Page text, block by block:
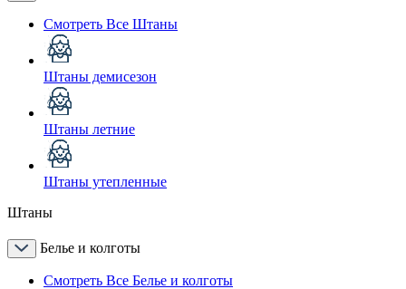
Смотреть Все Штаны
Штаны демисезон
Штаны летние
Штаны утепленные
Штаны
Белье и колготы
Смотреть Все Белье и колготы